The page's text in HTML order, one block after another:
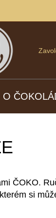
O
ČOKO.
si